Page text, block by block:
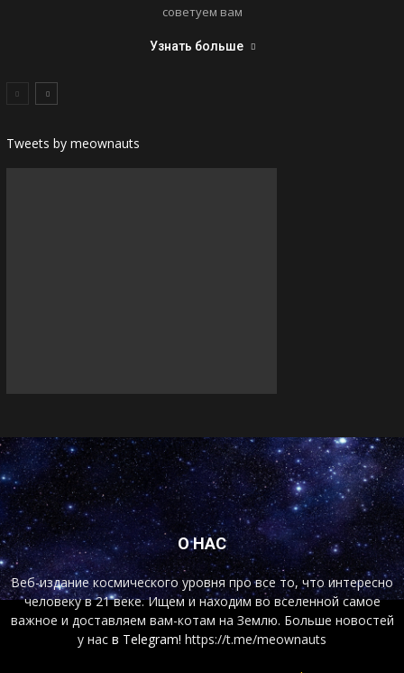
советуем вам
Узнать больше
Tweets by meownauts
О НАС
Веб-издание космического уровня про все то, что интересно
человеку в 21 веке. Ищем и находим во вселенной самое
важное и доставляем вам-котам на Землю. Больше новостей
у нас в Telegram! https://t.me/meownauts